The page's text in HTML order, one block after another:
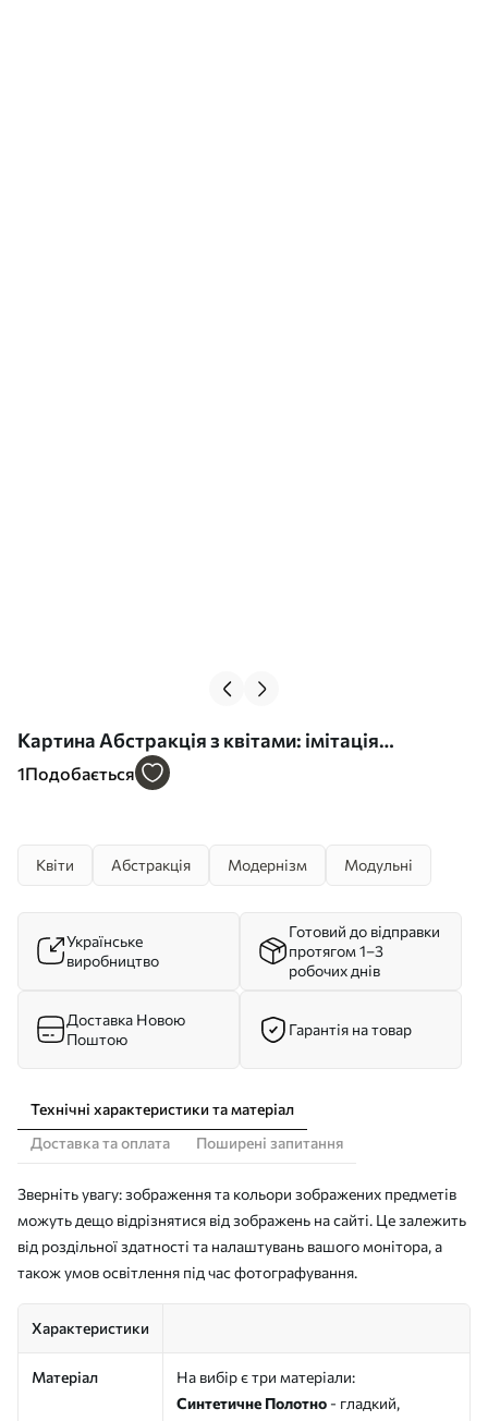
Картина Абстракція з квітами: імітація
живопису Арт. m30452
1Подобається
Квіти Абстракція Модернізм Модульні
Українське
виробництво
Готовий до відправки
протягом 1–3
робочих днів
Доставка Новою
Поштою
Гарантія на товар
Технічні характеристики та матеріал
Доставка та оплата
Поширені запитання
Зверніть увагу: зображення та кольори зображених предметів
можуть дещо відрізнятися від зображень на сайті. Це залежить
від роздільної здатності та налаштувань вашого монітора, а
також умов освітлення під час фотографування.
Характеристики
Матеріал
На вибір є три матеріали:
Синтетичне Полотно - гладкий,